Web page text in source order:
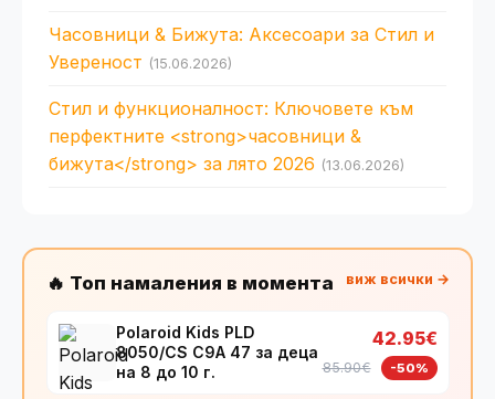
Часовници & Бижута: Аксесоари за Стил и
Увереност (15.06.2026)
Стил и функционалност: Ключовете към
перфектните <strong>часовници &
бижута</strong> за лято 2026 (13.06.2026)
🔥 Топ намаления в момента виж всички →
Polaroid Kids PLD
8050/CS C9A 47 за деца
на 8 до 10 г.
42.95€
85.90€ -50%